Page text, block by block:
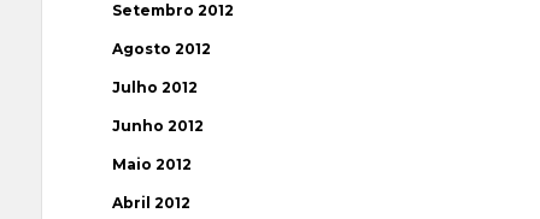
Setembro 2012
Agosto 2012
Julho 2012
Junho 2012
Maio 2012
Abril 2012